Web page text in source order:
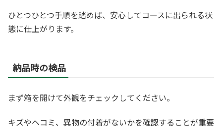
ひとつひとつ手順を踏めば、安心してコースに出られる状
態に仕上がります。
納品時の検品
まず箱を開けて外観をチェックしてください。
キズやヘコミ、異物の付着がないかを確認することが重要